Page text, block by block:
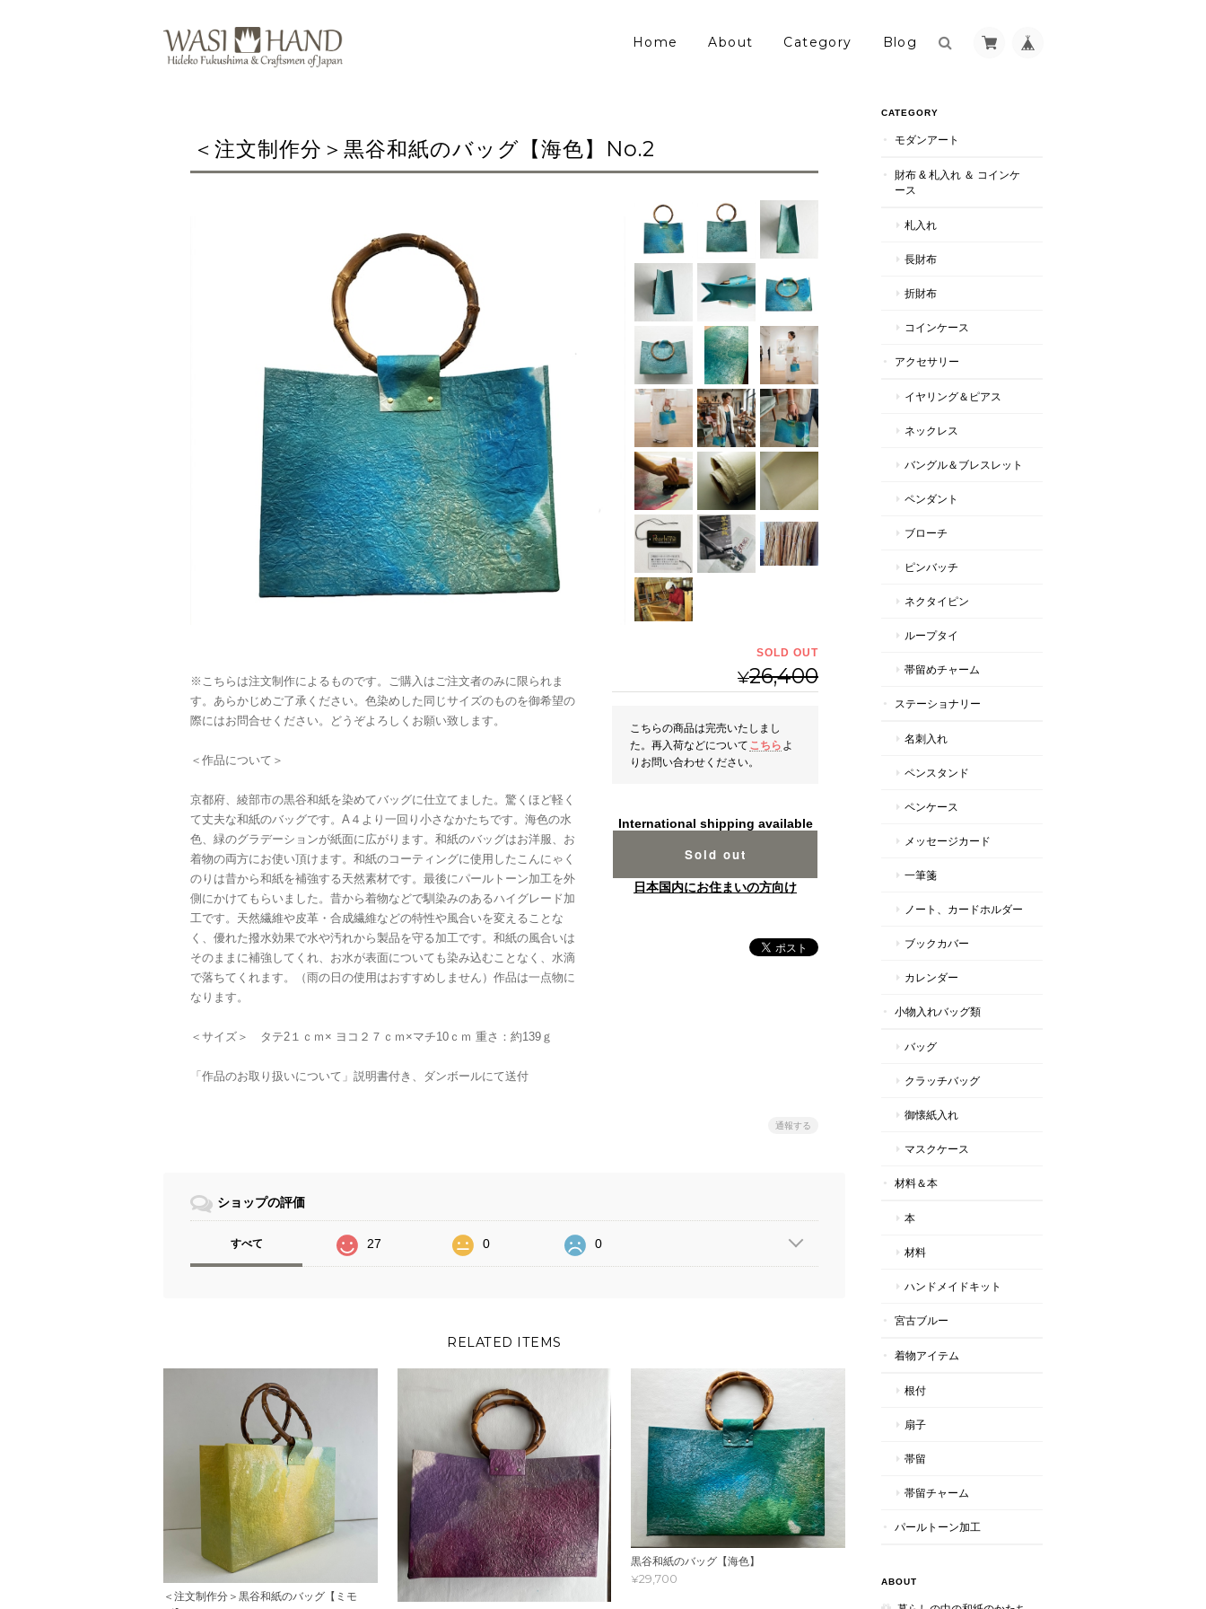
Home About Category Blog
＜注文制作分＞黒谷和紙のバッグ【海色】No.2
※こちらは注文制作によるものです。ご購入はご注文者のみに限られま
す。あらかじめご了承ください。色染めした同じサイズのものを御希望の
際にはお問合せください。どうぞよろしくお願い致します。
＜作品について＞
京都府、綾部市の黒谷和紙を染めてバッグに仕立てました。驚くほど軽く
て丈夫な和紙のバッグです。A４より一回り小さなかたちです。海色の水
色、緑のグラデーションが紙面に広がります。和紙のバッグはお洋服、お
着物の両方にお使い頂けます。和紙のコーティングに使用したこんにゃく
のりは昔から和紙を補強する天然素材です。最後にパールトーン加工を外
側にかけてもらいました。昔から着物などで馴染みのあるハイグレード加
工です。天然繊維や皮革・合成繊維などの特性や風合いを変えることな
く、優れた撥水効果で水や汚れから製品を守る加工です。和紙の風合いは
そのままに補強してくれ、お水が表面についても染み込むことなく、水滴
で落ちてくれます。（雨の日の使用はおすすめしません）作品は一点物に
なります。
＜サイズ＞ タテ2１ｃｍ× ヨコ２７ｃｍ×マチ10ｃｍ 重さ：約139ｇ
「作品のお取り扱いについて」説明書付き、ダンボールにて送付
¥26,400
SOLD OUT
こちらの商品は完売いたしまし
た。再入荷などについて こちら よ
りお問い合わせください。
International shipping available
Sold out
日本国内にお住まいの方向け
通報する
ショップの評価
すべて 27 0 0
RELATED ITEMS
＜注文制作分＞黒谷和紙のバッグ【ミモ
黒谷和紙のバッグ【海色】
¥29,700
CATEGORY
モダンアート
財布 & 札入れ ＆ コインケ
ース
札入れ
長財布
折財布
コインケース
アクセサリー
イヤリング＆ピアス
ネックレス
バングル＆ブレスレット
ペンダント
ブローチ
ピンバッチ
ネクタイピン
ループタイ
帯留めチャーム
ステーショナリー
名刺入れ
ペンスタンド
ペンケース
メッセージカード
一筆箋
ノート、カードホルダー
ブックカバー
カレンダー
小物入れバッグ類
バッグ
クラッチバッグ
御懐紙入れ
マスクケース
材料＆本
本
材料
ハンドメイドキット
宮古ブルー
着物アイテム
根付
扇子
帯留
帯留チャーム
パールトーン加工
ABOUT